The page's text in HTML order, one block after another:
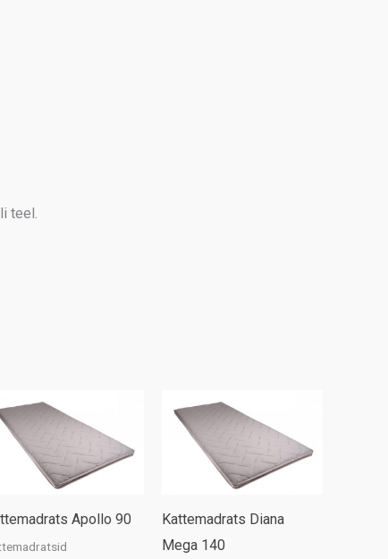
teel.
Apollo 90
Kattemadrats Diana
Mega 140